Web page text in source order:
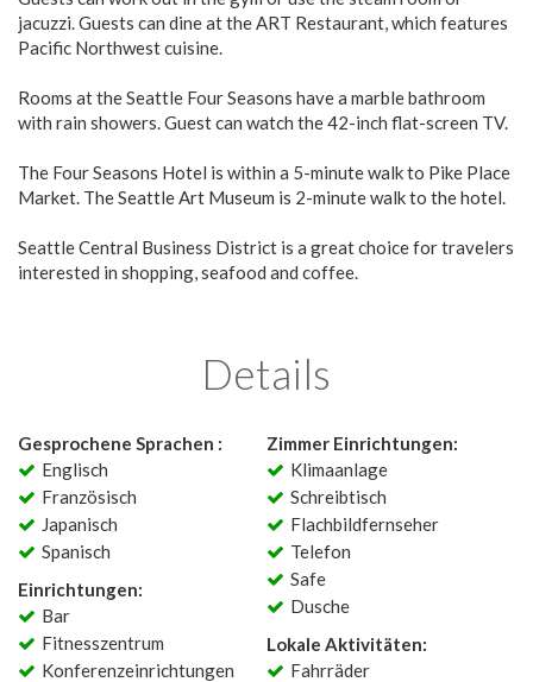
jacuzzi. Guests can dine at the ART Restaurant, which features
Pacific Northwest cuisine.
Rooms at the Seattle Four Seasons have a marble bathroom
with rain showers. Guest can watch the 42-inch flat-screen TV.
The Four Seasons Hotel is within a 5-minute walk to Pike Place
Market. The Seattle Art Museum is 2-minute walk to the hotel.
Seattle Central Business District is a great choice for travelers
interested in shopping, seafood and coffee.
Details
Gesprochene Sprachen :
Englisch
Französisch
Japanisch
Spanisch
Einrichtungen:
Bar
Fitnesszentrum
Konferenzeinrichtungen
Zimmer Einrichtungen:
Klimaanlage
Schreibtisch
Flachbildfernseher
Telefon
Safe
Dusche
Lokale Aktivitäten:
Fahrräder